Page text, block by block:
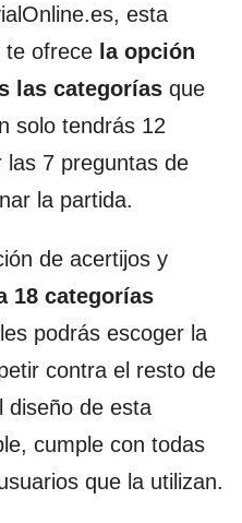
esta
te ofrece la opción
las categorías que
solo tendrás 12
las 7 preguntas de
la partida.
de acertijos y
18 categorías
podrás escoger la
contra el resto de
diseño de esta
cumple con todas
que la utilizan.